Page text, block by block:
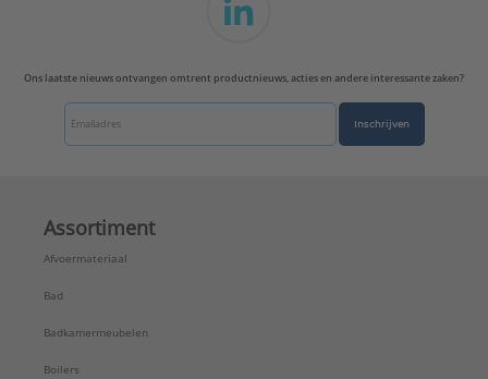
Ons laatste nieuws ontvangen omtrent productnieuws, acties en andere interessante zaken?
Inschrijven
Assortiment
Afvoermateriaal
Bad
Badkamermeubelen
Boilers